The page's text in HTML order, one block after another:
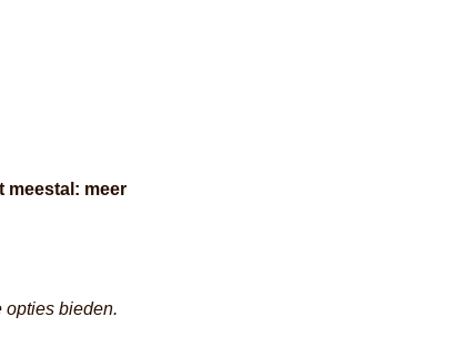
meestal: meer
opties bieden.